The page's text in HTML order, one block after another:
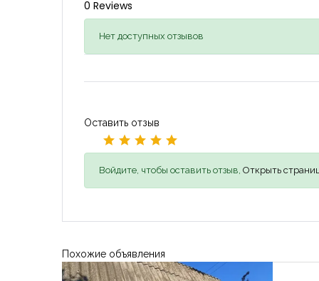
0 Reviews
Нет доступных отзывов
Оставить отзыв
Войдите, чтобы оставить отзыв, Открыть
Похожие объявления